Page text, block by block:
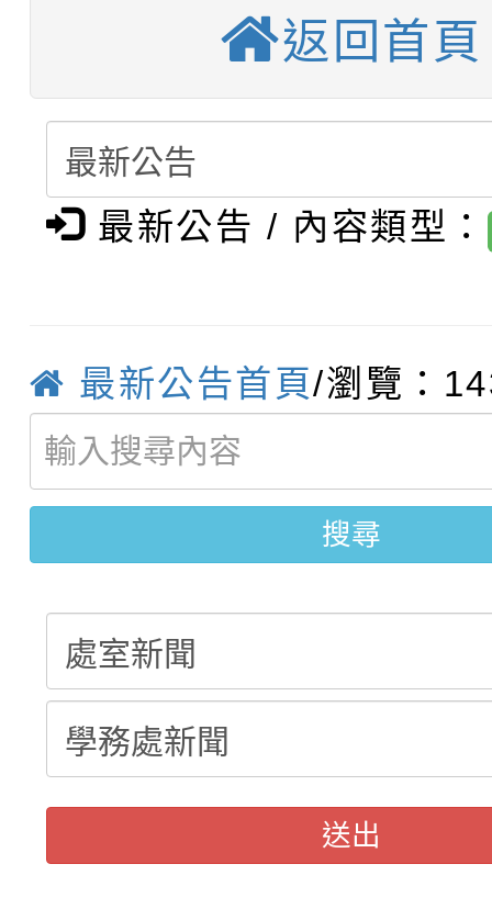
結果(第4招)
學年度第1學期第7次
轉知：桃園市115學年
賽實施要點
比賽實施要點」
轉知：「115年金融知
動辦法」
轉知臺中市政府政風處
城市手牽手，綠能透明
轉知：「115學年度全
表
敬師藝文競賽』實施計
【甄選結果(第11招)】
學年度第1學期第7次代
結果(第11招)
【甄選結果(第3招)】
學年度第1學期第9次代
結果(第3招)
返回首頁
最新公告 / 內容類型：
最新公告首頁/瀏覽：
搜尋
送出